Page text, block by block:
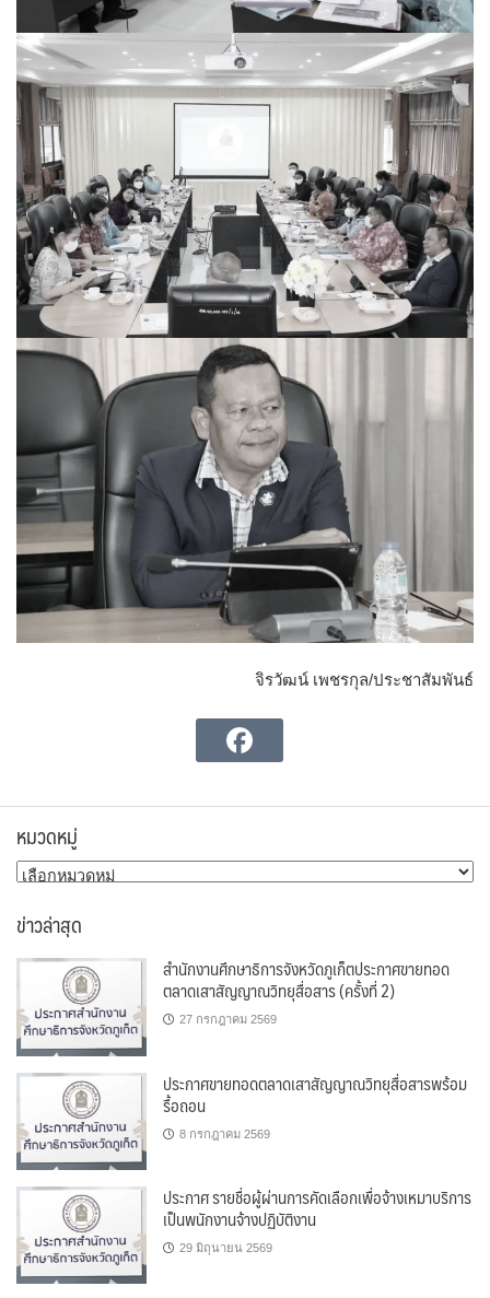
จิรวัฒน์ เพชรกุล/ประชาสัมพันธ์
หมวดหมู่
หมวด
ข่าวล่าสุด
สำนักงานศึกษาธิการจังหวัดภูเก็ตประกาศขายทอด
ตลาดเสาสัญญาณวิทยุสื่อสาร (ครั้งที่ 2)
27 กรกฎาคม 2569
ประกาศขายทอดตลาดเสาสัญญาณวิทยุสื่อสารพร้อม
รื้อถอน
8 กรกฎาคม 2569
ประกาศ รายชื่อผู้ผ่านการคัดเลือกเพื่อจ้างเหมาบริการ
เป็นพนักงานจ้างปฏิบัติงาน
29 มิถุนายน 2569